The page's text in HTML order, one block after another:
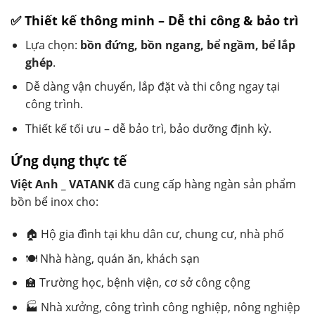
✅ Thiết kế thông minh – Dễ thi công & bảo trì
Lựa chọn: bồn đứng, bồn ngang, bể ngầm, bể lắp
ghép.
Dễ dàng vận chuyển, lắp đặt và thi công ngay tại
công trình.
Thiết kế tối ưu – dễ bảo trì, bảo dưỡng định kỳ.
Ứng dụng thực tế
Việt Anh _ VATANK đã cung cấp hàng ngàn sản phẩm
bồn bể inox cho:
🏠 Hộ gia đình tại khu dân cư, chung cư, nhà phố
🍽️ Nhà hàng, quán ăn, khách sạn
🏫 Trường học, bệnh viện, cơ sở công cộng
🏭 Nhà xưởng, công trình công nghiệp, nông nghiệp